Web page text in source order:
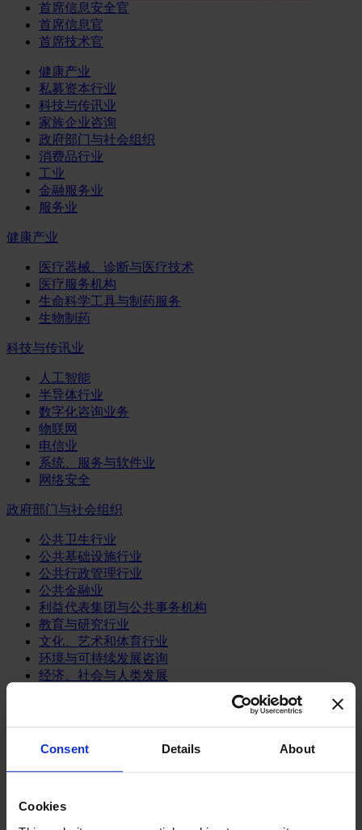
Consent Details About
Cookies
首席信息安全官
首席信息官
首席技术官
健康产业
私募资本行业
科技与传讯业
家族企业咨询
政府部门与社会组织
消费品行业
工业
金融服务业
服务业
健康产业
医疗器械、诊断与医疗技术
医疗服务机构
生命科学工具与制药服务
生物制药
科技与传讯业
人工智能
半导体行业
数字化咨询业务
物联网
电信业
系统、服务与软件业
网络安全
政府部门与社会组织
公共卫生行业
公共基础设施行业
公共行政管理行业
公共金融业
利益代表集团与公共事务机构
教育与研究行业
文化、艺术和体育行业
环境与可持续发展咨询
经济、社会与人类发展
媒体和娱乐业
消费品
餐饮、旅游与酒店业